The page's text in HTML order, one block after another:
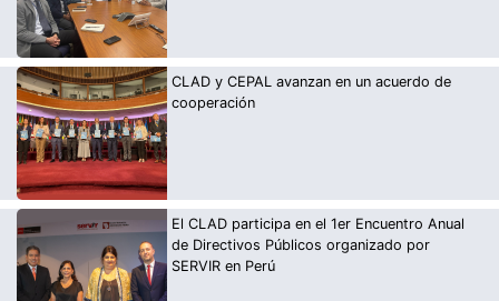
CLAD y CEPAL avanzan en un acuerdo de
cooperación
El CLAD participa en el 1er Encuentro Anual
de Directivos Públicos organizado por
SERVIR en Perú